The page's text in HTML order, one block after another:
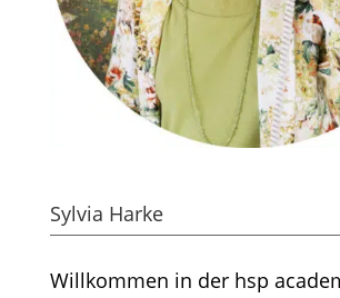
Sylvia Harke
Willkommen in der hsp